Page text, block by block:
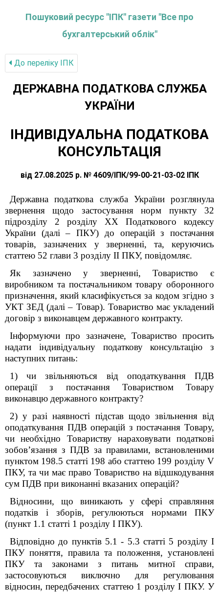
Пошуковий ресурс "ІПК" газети "Все про
бухгалтерський облік"
До переліку IПК
ДЕРЖАВНА ПОДАТКОВА СЛУЖБА
УКРАЇНИ
ІНДИВІДУАЛЬНА ПОДАТКОВА
КОНСУЛЬТАЦІЯ
від 27.08.2025 р. № 4609/ІПК/99-00-21-03-02 ІПК
Державна податкова служба України розглянула
звернення щодо застосування норм пункту 32
підрозділу 2 розділу XX Податкового кодексу
України (далі – ПКУ) до операцій з постачання
товарів, зазначених у зверненні, та, керуючись
статтею 52 глави 3 розділу ІІ ПКУ, повідомляє.
Як зазначено у зверненні, Товариство є
виробником та постачальником товару оборонного
призначення, який класифікується за кодом згідно з
УКТ ЗЕД (далі – Товар). Товариство має укладений
договір з виконавцем державного контракту.
Інформуючи про зазначене, Товариство просить
надати індивідуальну податкову консультацію з
наступних питань:
1) чи звільняються від оподаткування ПДВ
операції з постачання Товариством Товару
виконавцю державного контракту?
2) у разі наявності підстав щодо звільнення від
оподаткування ПДВ операцій з постачання Товару,
чи необхідно Товариству нараховувати податкові
зобов’язання з ПДВ за правилами, встановленими
пунктом 198.5 статті 198 або статтею 199 розділу V
ПКУ, та чи має право Товариство на відшкодування
сум ПДВ при виконанні вказаних операцій?
Відносини, що виникають у сфері справляння
податків і зборів, регулюються нормами ПКУ
(пункт 1.1 статті 1 розділу І ПКУ).
Відповідно до пунктів 5.1 - 5.3 статті 5 розділу I
ПКУ поняття, правила та положення, установлені
ПКУ та законами з питань митної справи,
застосовуються виключно для регулювання
відносин, передбачених статтею 1 розділу I ПКУ. У